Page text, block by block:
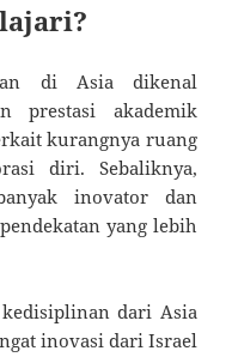
di Asia dikenal
prestasi akademik
kurangnya ruang
diri. Sebaliknya,
inovator dan
yang lebih
dari Asia
inovasi dari Israel